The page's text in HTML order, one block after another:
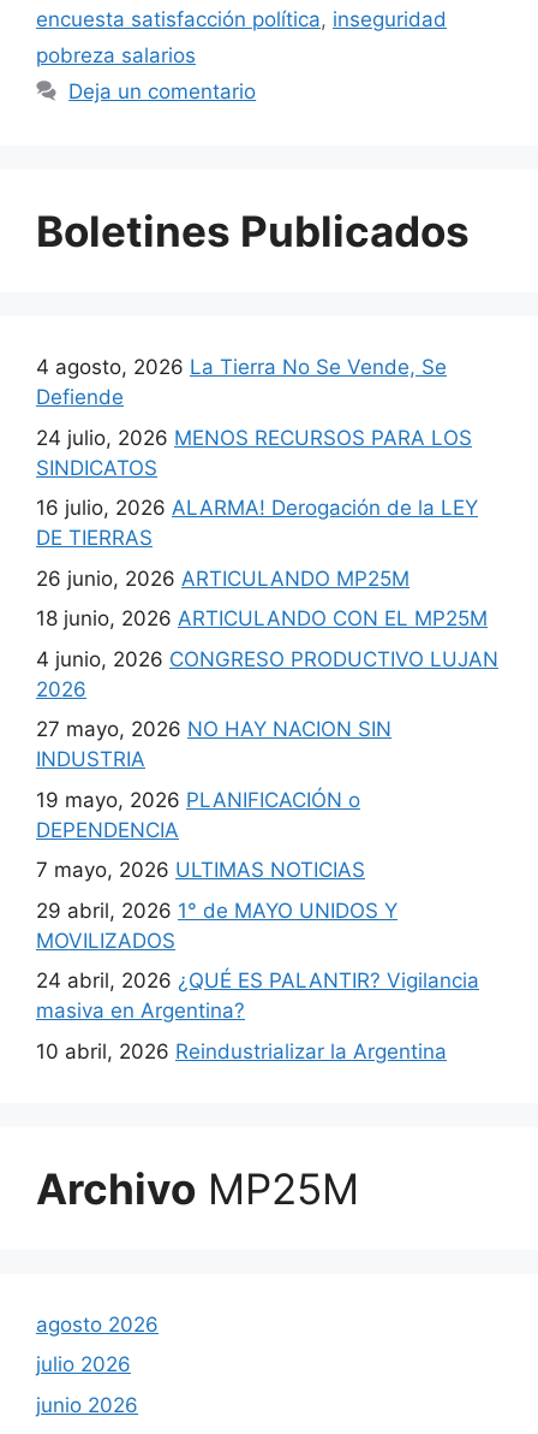
encuesta satisfacción política, inseguridad
pobreza salarios
Deja un comentario
Boletines Publicados
4 agosto, 2026 La Tierra No Se Vende, Se
Defiende
24 julio, 2026 MENOS RECURSOS PARA LOS
SINDICATOS
16 julio, 2026 ALARMA! Derogación de la LEY
DE TIERRAS
26 junio, 2026 ARTICULANDO MP25M
18 junio, 2026 ARTICULANDO CON EL MP25M
4 junio, 2026 CONGRESO PRODUCTIVO LUJAN
2026
27 mayo, 2026 NO HAY NACION SIN
INDUSTRIA
19 mayo, 2026 PLANIFICACIÓN o
DEPENDENCIA
7 mayo, 2026 ULTIMAS NOTICIAS
29 abril, 2026 1° de MAYO UNIDOS Y
MOVILIZADOS
24 abril, 2026 ¿QUÉ ES PALANTIR? Vigilancia
masiva en Argentina?
10 abril, 2026 Reindustrializar la Argentina
Archivo MP25M
agosto 2026
julio 2026
junio 2026